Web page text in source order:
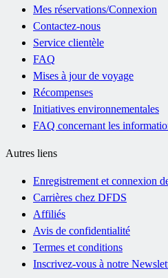
Mes réservations/Connexion
Contactez-nous
Service clientèle
FAQ
Mises à jour de voyage
Récompenses
Initiatives environnementales
FAQ concernant les
Autres liens
Enregistrement et connexion
Carrières chez DFDS
Affiliés
Avis de confidentialité
Termes et conditions
Inscrivez-vous à notre